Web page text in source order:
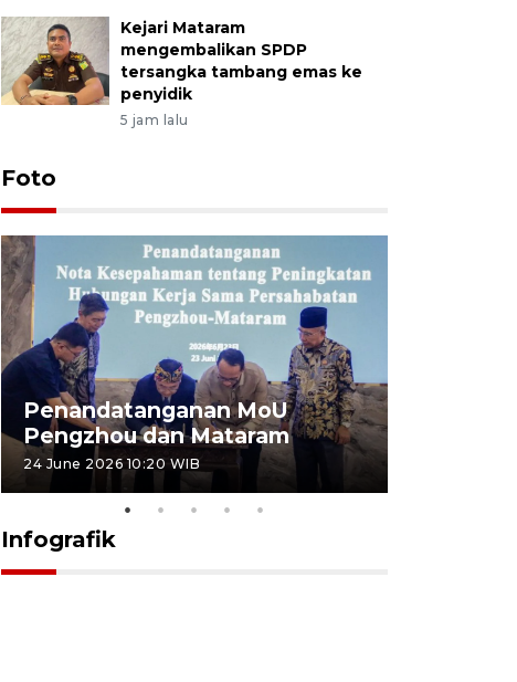
Kejari Mataram
mengembalikan SPDP
tersangka tambang emas ke
penyidik
5 jam lalu
Foto
Penandatanganan MoU
Pengzhou dan Mataram
24 June 2026 10:20 WIB
Infografik